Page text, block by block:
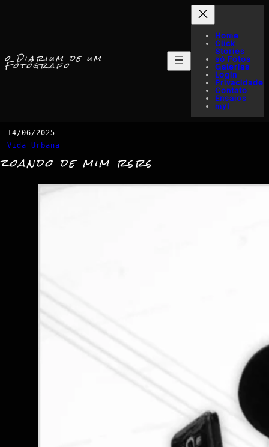
o Diarium de um
Fotógrafo
Home
Click
Stories
só Fotos
Galerias
Login
Privacidade
Contato
Ensaios
myI
14/06/2025
Vida Urbana
zoando de mim rsrs